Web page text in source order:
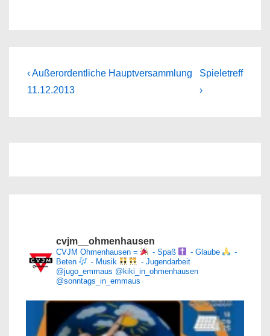
Beitragsnavigation
Previous
Post
‹ Außerordentliche Hauptversammlung
11.12.2013
Next
Post
Spieletreff
›
cvjm__ohmenhausen
CVJM Ohmenhausen = - Spaß - Glaube
-
Beten
- Musik
- Jugendarbeit
@jugo_emmaus @kiki_in_ohmenhausen
@sonntags_in_emmaus